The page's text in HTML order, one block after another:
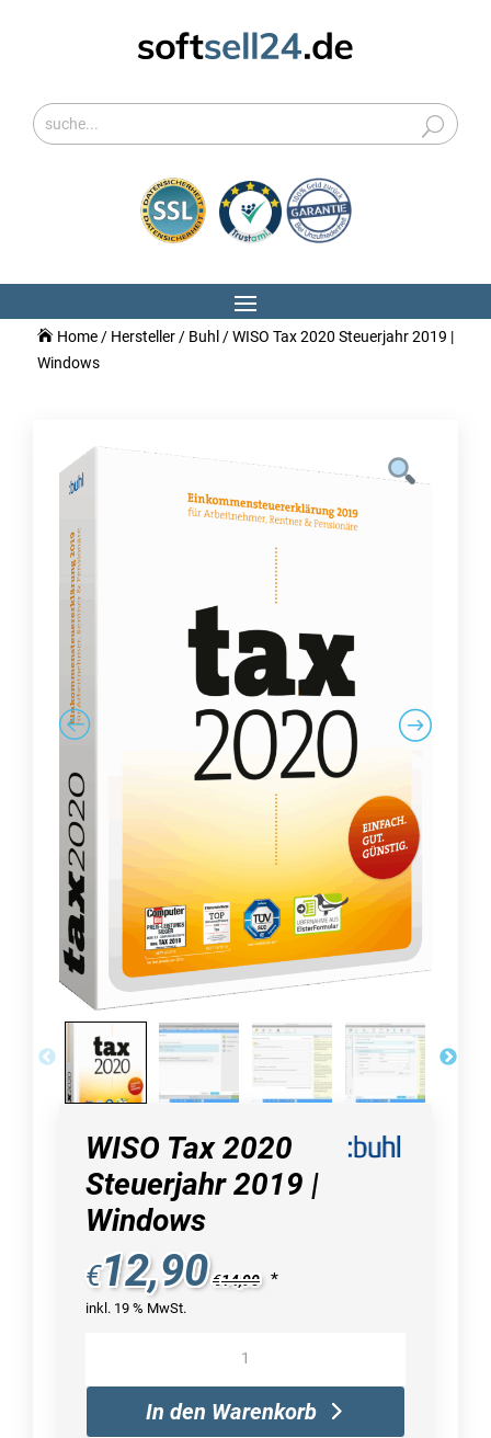
Home/ Hersteller/ Buhl / WISO Tax 2020 Steuerjahr 2019 |
Windows
WISO Tax 2020
Steuerjahr 2019 |
Windows
€12,90 €14,90 *
inkl. 19 % MwSt.
SteuerjahrIn den Warenkorb